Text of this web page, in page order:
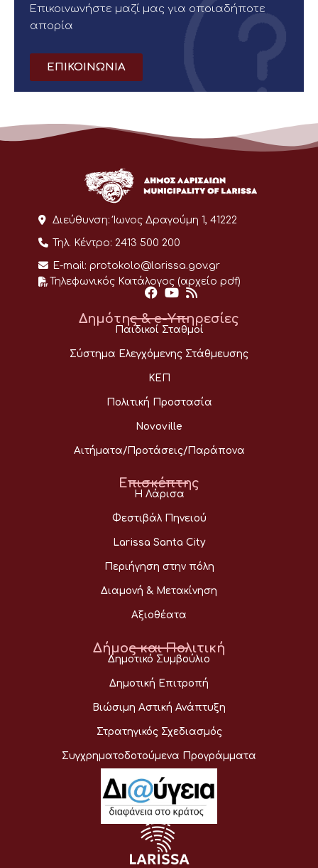
Επικοινωνήστε μαζί μας για οποιαδήποτε
απορία
ΕΠΙΚΟΙΝΩΝΙΑ
Διεύθυνση: Ίωνος Δραγούμη 1, 41222
Τηλ. Κέντρο: 2413 500 200
E-mail: protokolo@larissa.gov.gr
Τηλεφωνικός Κατάλογος (αρχείο pdf)
Δημότης & e-Υπηρεσίες
Παιδικοί Σταθμοί
Σύστημα Ελεγχόμενης Στάθμευσης
ΚΕΠ
Πολιτική Προστασία
Novoville
Αιτήματα/Προτάσεις/Παράπονα
Επισκέπτης
Η Λάρισα
Φεστιβάλ Πηνειού
Larissa Santa City
Περιήγηση στην πόλη
Διαμονή & Μετακίνηση
Αξιοθέατα
Δήμος και Πολιτική
Δημοτικό Συμβούλιο
Δημοτική Επιτροπή
Βιώσιμη Αστική Ανάπτυξη
Στρατηγικός Σχεδιασμός
Συγχρηματοδοτούμενα Προγράμματα